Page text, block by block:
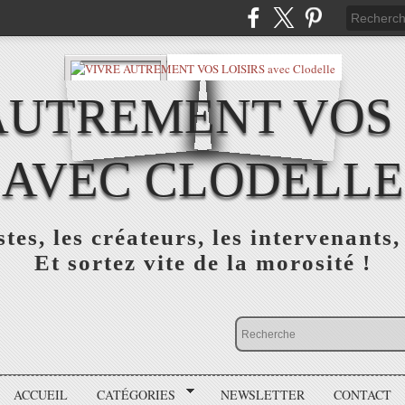
VOS
AVEC CLODELLE
les créateurs, les
Et sortez vite de la morosité !
ACCUEIL CATÉGORIES NEWSLETTER CONTACT